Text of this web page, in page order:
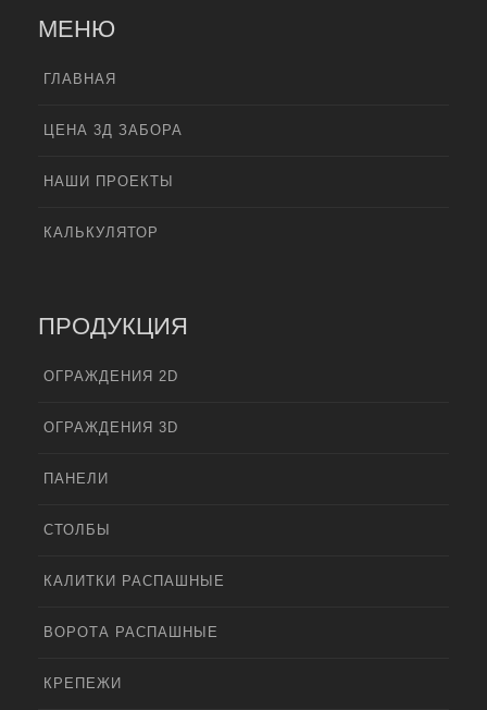
МЕНЮ
ГЛАВНАЯ
ЦЕНА 3Д ЗАБОРА
НАШИ ПРОЕКТЫ
КАЛЬКУЛЯТОР
ПРОДУКЦИЯ
ОГРАЖДЕНИЯ 2D
ОГРАЖДЕНИЯ 3D
ПАНЕЛИ
СТОЛБЫ
КАЛИТКИ РАСПАШНЫЕ
ВОРОТА РАСПАШНЫЕ
КРЕПЕЖИ